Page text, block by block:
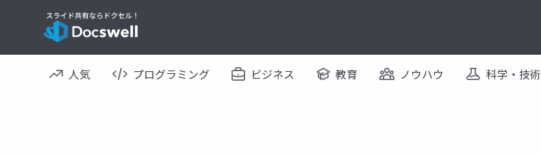
人気 プログラミング ビジネス 教育 ノウハウ 科学・技術